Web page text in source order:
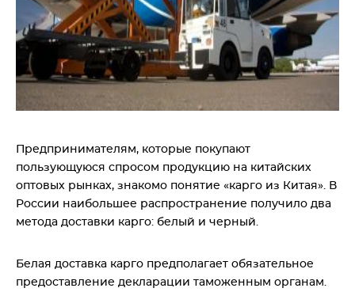
Предпринимателям, которые покупают
пользующуюся спросом продукцию на китайских
оптовых рынках, знакомо понятие «карго из Китая». В
России наибольшее распространение получило два
метода доставки карго: белый и черный.
Белая доставка карго предполагает обязательное
предоставление декларации таможенным органам.